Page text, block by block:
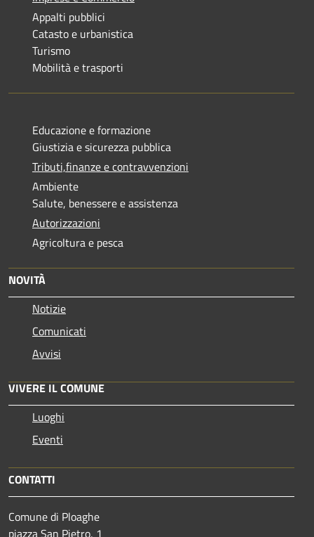
Appalti pubblici
Catasto e urbanistica
Turismo
Mobilità e trasporti
Educazione e formazione
Giustizia e sicurezza pubblica
Tributi,finanze e contravvenzioni
Ambiente
Salute, benessere e assistenza
Autorizzazioni
Agricoltura e pesca
NOVITÀ
Notizie
Comunicati
Avvisi
VIVERE IL COMUNE
Luoghi
Eventi
CONTATTI
Comune di Ploaghe
piazza San Pietro, 1